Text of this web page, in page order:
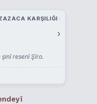
KARŞILIĞI
›
resenî Şîro.